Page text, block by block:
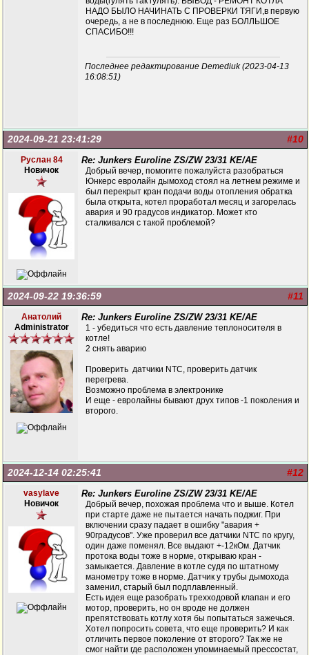
НАДО БЫЛО НАЧИНАТЬ С ПРОВЕРКИ ТЯГИ,в первую
очередь, а не в последнюю. Еще раз БОЛЛЬШОЕ
СПАСИБО!!!
Последнее редактирование Demediuk (2023-04-13
16:08:51)
#10
2024-09-21 23:41:29
Руслан 84
Новичок
Re: Junkers Euroline ZS/ZW 23/31 KE/AE
Добрый вечер, помогите пожалуйста разобраться
Юнкерс евролайн дымоход стоял на летнем режиме и
был перекрыт кран подачи воды отопления обратка
была открыта, котел проработал месяц и загорелась
авария и 90 градусов индикатор. Может кто
сталкивался с такой проблемой?
#11
2024-09-22 19:36:59
Анатолий
Administrator
Re: Junkers Euroline ZS/ZW 23/31 KE/AE
1 - убедиться что есть давление теплоносителя в
котле!
2 снять аварию
Проверить датчики NTC, проверить датчик
перегрева.
Возможно проблема в электронике
И еще - евролайны бывают друх типов -1 поколения и
второго.
#12
2024-12-14 02:25:41
vasylave
Новичок
Re: Junkers Euroline ZS/ZW 23/31 KE/AE
Добрый вечер, похожая проблема что и выше. Котел
при старте даже не пытается начать поджиг. При
включении сразу падает в ошибку "авария +
90градусов". Уже проверил все датчики NTC по кругу,
один даже поменял. Все выдают +-12кОм. Датчик
протока воды тоже в норме, открываю кран -
замыкается. Давление в котле судя по штатному
манометру тоже в норме. Датчик у трубы дымохода
заменил, старый был подплавленный.
Есть идея еще разобрать трехходовой клапан и его
мотор, проверить, но он вроде не должен
препятствовать котлу хотя бы попытаться зажечься.
Хотел попросить совета, что еще проверить? И как
отличить первое поколение от второго? Так же не
смог найти где расположен упоминаемый прессостат,